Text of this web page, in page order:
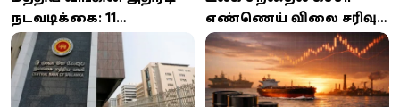
நடவடிக்கை: 11
நிறுவனங்களுக்கு ரூ.
14.6 மில்லியன் அபராதம்!
எண்ணெய் விலை சரிவு:
ஒரு பீப்பாய் பிரெண்ட்
87.88 டாலராக குறைவு